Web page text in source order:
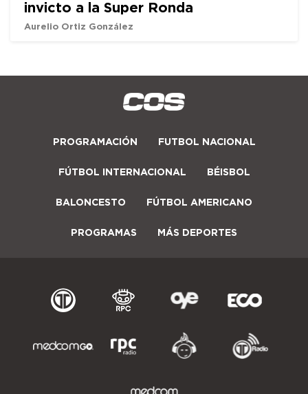
invicto a la Super Ronda
Aurelio Ortiz González
PROGRAMACIÓN FUTBOL NACIONAL
FÚTBOL INTERNACIONAL BÉISBOL
BALONCESTO FÚTBOL AMERICANO
PROGRAMAS MÁS DEPORTES